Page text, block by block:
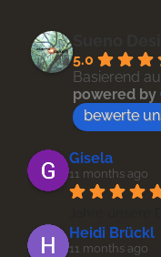
5.0
Basierend
powered by
bewerte
Gisela
11 months ago
Heidi Brückl
11 months ago